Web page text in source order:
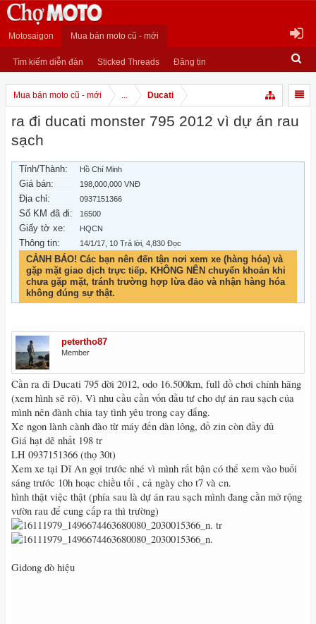
Motosaigon Mua bán moto cũ - mới
Tìm kiếm diễn đàn Sticked Threads Đăng tin
Mua bán moto cũ - mới ... Ducati
ra đi ducati monster 795 2012 vì dự án rau
sạch
Tỉnh/Thành: Hồ Chí Minh
Giá bán: 198,000,000 VNĐ
Địa chỉ: 0937151366
Số KM đã đi: 16500
Giấy tờ xe: HQCN
Thông tin: 14/1/17 , 10 Trả lời, 4,830 Đọc
CẢNH BÁO! Các bạn nên đến tận nơi xem xe (hàng hóa) và
gặp mặt giao dịch trực tiếp. KHÔNG NÊN chuyển khoản khi
chưa gặp mặt, tránh trường hợp lừa đảo và nhận hàng hóa
không đúng sự thật.
petertho87
Member
Cần ra đi Ducati 795 đời 2012, odo 16.500km, full đồ chơi chính hãng
(xem hình sẽ rõ). Vì nhu cầu cần vốn đầu tư cho dự án rau sạch của
mình nên đành chia tay tình yêu trong cay đắng.
Xe ngon lành cành đào từ máy đến dàn lông, đồ zin còn đầy đủ
Giá hạt dẽ nhất 198 tr
LH 0937151366 (thọ 30t)
Xem xe tại Dĩ An gọi trước nhé vì mình rất bận có thể xem vào buổi
sáng trước 10h hoạc chiều tối , cả ngày cho t7 và cn.
hình thật việc thật (phía sau là dự án rau sạch mình đang cần mở rộng
vườn rau để cung cấp ra thì trường)
tr
Gidong đò hiệu